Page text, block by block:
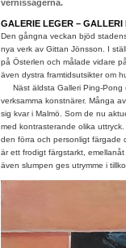
vernissagerna.
GALERIE LEGER – GALLERI
Den gångna veckan bjöd
nya verk av Gittan Jönsson. I
på Österlen och målade vidare
även dystra framtidsutsikter om
Näst äldsta Galleri Ping-Pong
verksamma konstnärer. Många
sig kvar i Malmö. Som de nu
med kontrasterande olika
den förra och personligt färgade
är ett frodigt färgstarkt,
även slumpen ges utrymme i